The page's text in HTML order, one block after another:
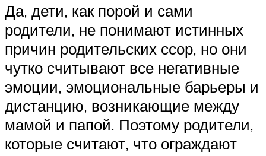
Да, дети, как порой и сами
родители, не понимают истинных
причин родительских ссор, но они
чутко считывают все негативные
эмоции, эмоциональные барьеры и
дистанцию, возникающие между
мамой и папой. Поэтому родители,
которые считают, что ограждают